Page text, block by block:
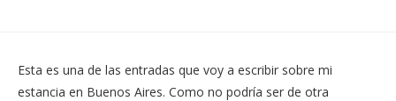
Esta es una de las entradas que voy a escribir sobre mi
estancia en Buenos Aires. Como no podría ser de otra